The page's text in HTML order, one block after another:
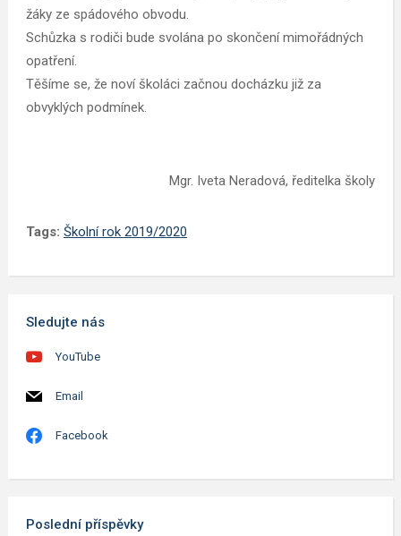
žáky ze spádového obvodu.
Schůzka s rodiči bude svolána po skončení mimořádných
opatření.
Těšíme se, že noví školáci začnou docházku již za
obvyklých podmínek.
Mgr. Iveta Neradová, ředitelka školy
Tags: Školní rok 2019/2020
Sledujte nás
YouTube
Email
Facebook
Poslední příspěvky